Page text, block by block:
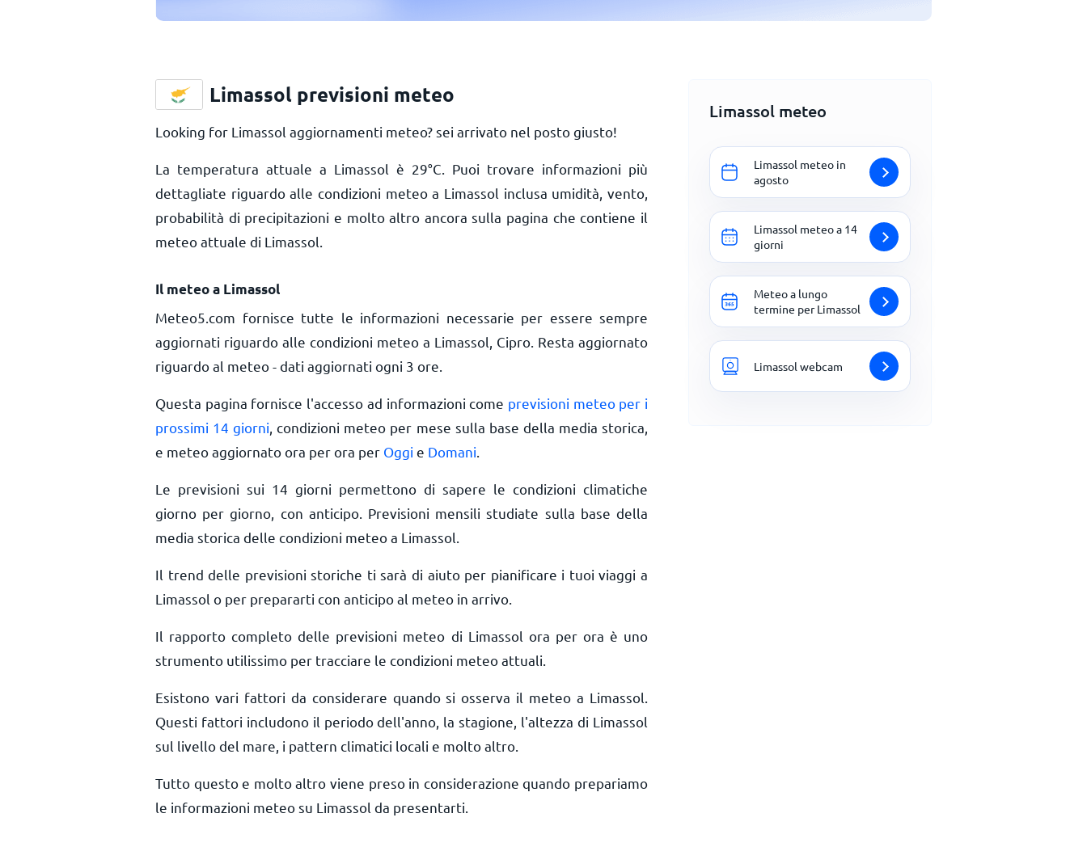
Limassol previsioni meteo
Looking for Limassol aggiornamenti meteo? sei arrivato nel posto giusto!
La temperatura attuale a Limassol è 29°C . Puoi trovare informazioni più
dettagliate riguardo alle condizioni meteo a Limassol inclusa umidità, vento,
probabilità di precipitazioni e molto altro ancora sulla pagina che contiene il
meteo attuale di Limassol.
Il meteo a Limassol
Meteo5.com fornisce tutte le informazioni necessarie per essere sempre
aggiornati riguardo alle condizioni meteo a Limassol, Cipro. Resta aggiornato
riguardo al meteo - dati aggiornati ogni 3 ore.
Questa pagina fornisce l'accesso ad informazioni come previsioni meteo per i
prossimi 14 giorni , condizioni meteo per mese sulla base della media storica,
e meteo aggiornato ora per ora per Oggi e Domani
Le previsioni sui 14 giorni permettono di sapere le condizioni climatiche
giorno per giorno, con anticipo. Previsioni mensili studiate sulla base della
media storica delle condizioni meteo a Limassol.
Il trend delle previsioni storiche ti sarà di aiuto per pianificare i tuoi viaggi a
Limassol o per prepararti con anticipo al meteo in arrivo.
Il rapporto completo delle previsioni meteo di Limassol ora per ora è uno
strumento utilissimo per tracciare le condizioni meteo attuali.
Esistono vari fattori da considerare quando si osserva il meteo a Limassol.
Questi fattori includono il periodo dell'anno, la stagione, l'altezza di Limassol
sul livello del mare, i pattern climatici locali e molto altro.
Tutto questo e molto altro viene preso in considerazione quando prepariamo
le informazioni meteo su Limassol da presentarti.
Limassol meteo
Limassol meteo in
agosto
Limassol meteo a 14
giorni
Meteo a lungo
termine per Limassol
Limassol webcam